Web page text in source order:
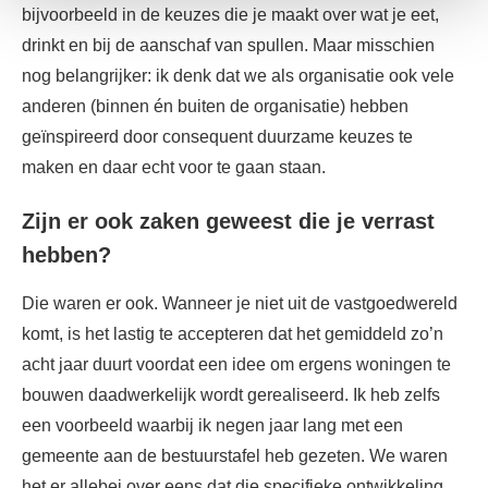
bijvoorbeeld in de keuzes die je maakt over wat je eet,
drinkt en bij de aanschaf van spullen. Maar misschien
nog belangrijker: ik denk dat we als organisatie ook vele
anderen (binnen én buiten de organisatie) hebben
geïnspireerd door consequent duurzame keuzes te
maken en daar echt voor te gaan staan.
Zijn er ook zaken geweest die je verrast
hebben?
Die waren er ook. Wanneer je niet uit de vastgoedwereld
komt, is het lastig te accepteren dat het gemiddeld zo’n
acht jaar duurt voordat een idee om ergens woningen te
bouwen daadwerkelijk wordt gerealiseerd. Ik heb zelfs
een voorbeeld waarbij ik negen jaar lang met een
gemeente aan de bestuurstafel heb gezeten. We waren